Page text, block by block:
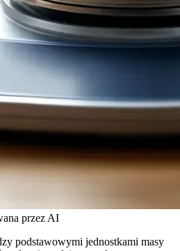
przez AI
podstawowymi jednostkami masy